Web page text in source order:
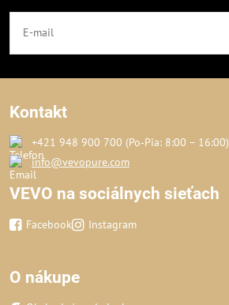
Kontakt
+421 948 900 700 (Po‑Pia: 8:00 – 16:00)
info@vevopure.com
VEVO na sociálnych sieťach
Facebook Instagram
O nákupe